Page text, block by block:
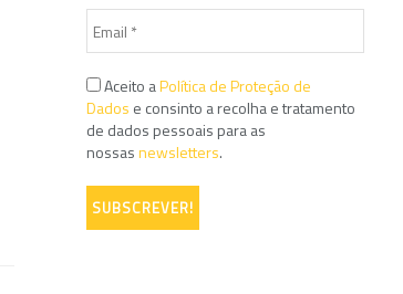
Aceito aPolítica de Proteção de
Dados e consinto a recolha e tratamento
de dados pessoais para as
nossasnewsletters.